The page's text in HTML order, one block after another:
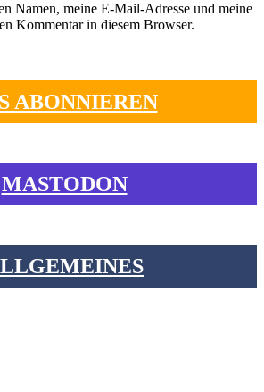
Namen, meine E-Mail-Adresse und meine
Kommentar in diesem Browser.
ABONNIEREN
MASTODON